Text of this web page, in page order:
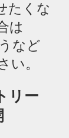
たくな
は
など
い。
リー